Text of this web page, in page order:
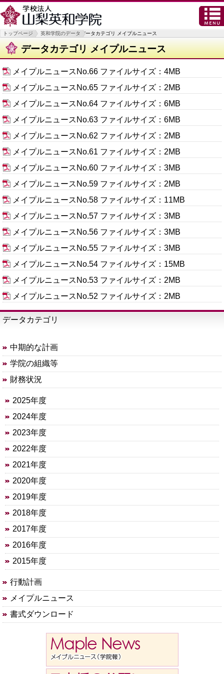
トップページ 英和学院のデータ データカテゴリ メイプルニュース
データカテゴリ メイプルニュース
メイプルニュースNo.66 ファイルサイズ：4MB
メイプルニュースNo.65 ファイルサイズ：2MB
メイプルニュースNo.64 ファイルサイズ：6MB
メイプルニュースNo.63 ファイルサイズ：6MB
メイプルニュースNo.62 ファイルサイズ：2MB
メイプルニュースNo.61 ファイルサイズ：2MB
メイプルニュースNo.60 ファイルサイズ：3MB
メイプルニュースNo.59 ファイルサイズ：2MB
メイプルニュースNo.58 ファイルサイズ：11MB
メイプルニュースNo.57 ファイルサイズ：3MB
メイプルニュースNo.56 ファイルサイズ：3MB
メイプルニュースNo.55 ファイルサイズ：3MB
メイプルニュースNo.54 ファイルサイズ：15MB
メイプルニュースNo.53 ファイルサイズ：2MB
メイプルニュースNo.52 ファイルサイズ：2MB
データカテゴリ
中期的な計画
学院の組織等
財務状況
2025年度
2024年度
2023年度
2022年度
2021年度
2020年度
2019年度
2018年度
2017年度
2016年度
2015年度
行動計画
メイプルニュース
書式ダウンロード